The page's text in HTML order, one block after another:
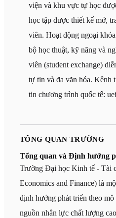
viện và khu vực tự học
học tập được thiết kế mở,
viên. Hoạt động ngoại
bộ học thuật, kỹ năng và
viên (student exchange)
tự tin và đa văn hóa. Kênh
tin chương trình quốc tế:
TỔNG QUAN TRƯỜNG
Tổng quan và Định hướng
Trường Đại học Kinh tế - Tài
Economics and Finance) là
định hướng phát triển theo
nguồn nhân lực chất lượng